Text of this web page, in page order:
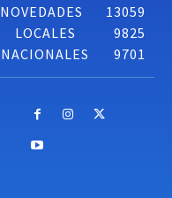
NOVEDADES
13059
LOCALES
9825
NACIONALES
9701